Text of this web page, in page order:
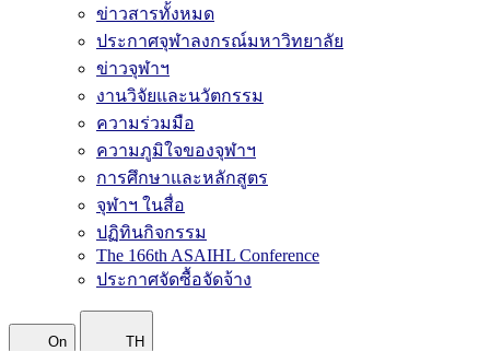
ข่าวสารทั้งหมด
ประกาศจุฬาลงกรณ์มหาวิทยาลัย
ข่าวจุฬาฯ
งานวิจัยและนวัตกรรม
ความร่วมมือ
ความภูมิใจของจุฬาฯ
การศึกษาและหลักสูตร
จุฬาฯ ในสื่อ
ปฏิทินกิจกรรม
The 166th ASAIHL Conference
ประกาศจัดซื้อจัดจ้าง
On TH